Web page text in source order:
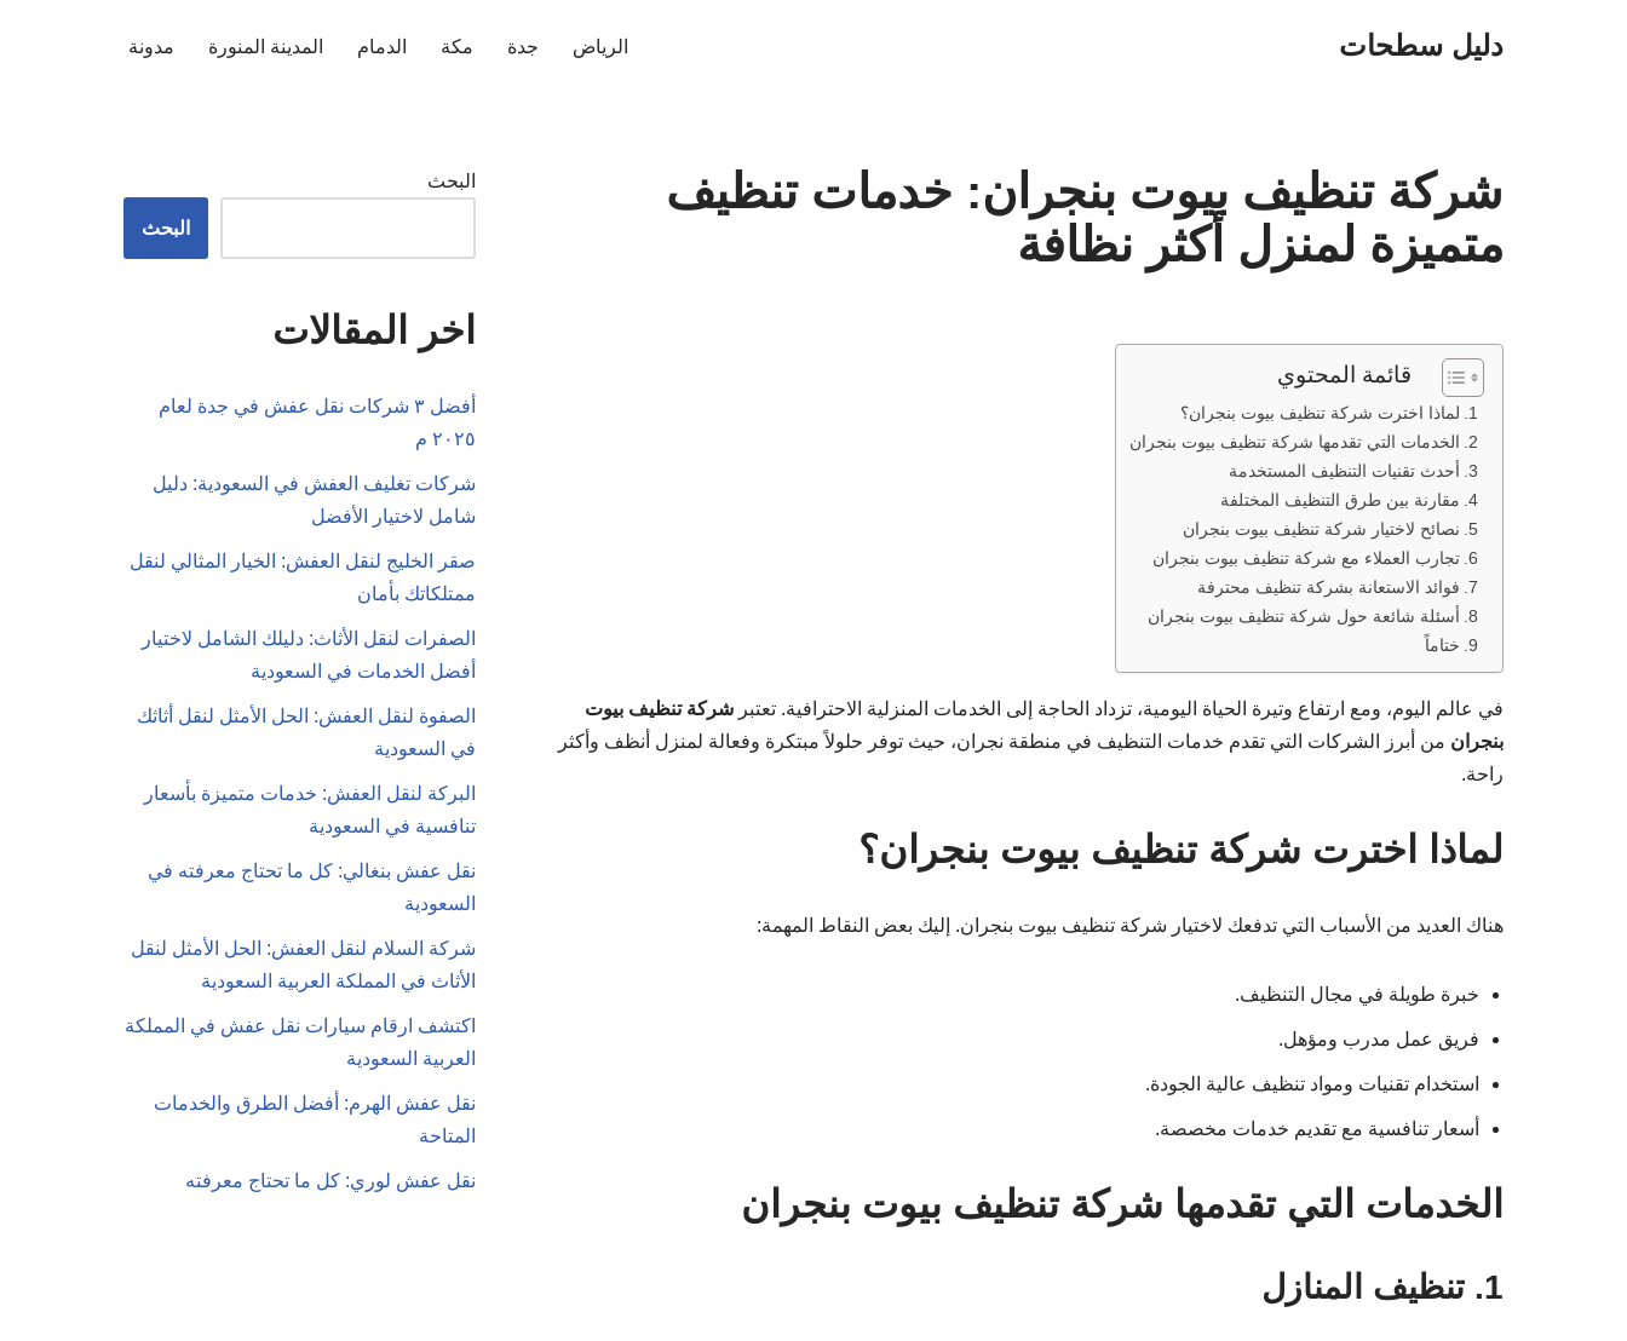
دليل سطحات الرياض جدة مكة الدمام المدينة المنورة مدونة
شركة تنظيف بيوت بنجران: خدمات تنظيف
متميزة لمنزل أكثر نظافة
قائمة المحتوي
لماذا اخترت شركة تنظيف بيوت بنجران؟
الخدمات التي تقدمها شركة تنظيف بيوت بنجران
أحدث تقنيات التنظيف المستخدمة
مقارنة بين طرق التنظيف المختلفة
نصائح لاختيار شركة تنظيف بيوت بنجران
تجارب العملاء مع شركة تنظيف بيوت بنجران
فوائد الاستعانة بشركة تنظيف محترفة
أسئلة شائعة حول شركة تنظيف بيوت بنجران
ختاماً
في عالم اليوم، ومع ارتفاع وتيرة الحياة اليومية، تزداد الحاجة إلى الخدمات المنزلية الاحترافية. تعتبر شركة تنظيف بيوت
بنجران من أبرز الشركات التي تقدم خدمات التنظيف في منطقة نجران، حيث توفر حلولاً مبتكرة وفعالة لمنزل أنظف وأكثر
راحة.
لماذا اخترت شركة تنظيف بيوت بنجران؟
هناك العديد من الأسباب التي تدفعك لاختيار شركة تنظيف بيوت بنجران. إليك بعض النقاط المهمة:
خبرة طويلة في مجال التنظيف.
فريق عمل مدرب ومؤهل.
استخدام تقنيات ومواد تنظيف عالية الجودة.
أسعار تنافسية مع تقديم خدمات مخصصة.
الخدمات التي تقدمها شركة تنظيف بيوت بنجران
1. تنظيف المنازل
البحث
البحث
اخر المقالات
أفضل ٣ شركات نقل عفش في جدة لعام
٢٠٢٥ م
شركات تغليف العفش في السعودية: دليل
شامل لاختيار الأفضل
صقر الخليج لنقل العفش: الخيار المثالي لنقل
ممتلكاتك بأمان
الصفرات لنقل الأثاث: دليلك الشامل لاختيار
أفضل الخدمات في السعودية
الصفوة لنقل العفش: الحل الأمثل لنقل أثاثك
في السعودية
البركة لنقل العفش: خدمات متميزة بأسعار
تنافسية في السعودية
نقل عفش بنغالي: كل ما تحتاج معرفته في
السعودية
شركة السلام لنقل العفش: الحل الأمثل لنقل
الأثاث في المملكة العربية السعودية
اكتشف ارقام سيارات نقل عفش في المملكة
العربية السعودية
نقل عفش الهرم: أفضل الطرق والخدمات
المتاحة
نقل عفش لوري: كل ما تحتاج معرفته